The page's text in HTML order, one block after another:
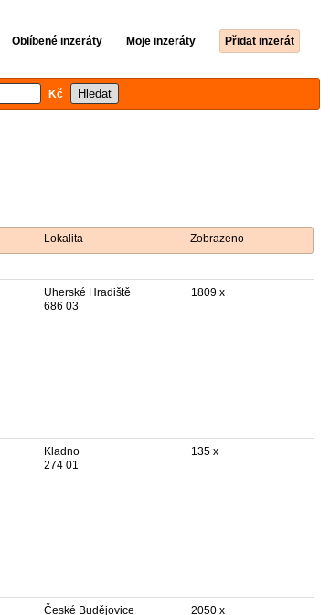
Oblíbené inzeráty Moje inzeráty Přidat inzerát
Kč
Lokalita Zobrazeno
Uherské Hradiště
686 03
1809 x
Kladno
274 01
135 x
České Budějovice
2050 x